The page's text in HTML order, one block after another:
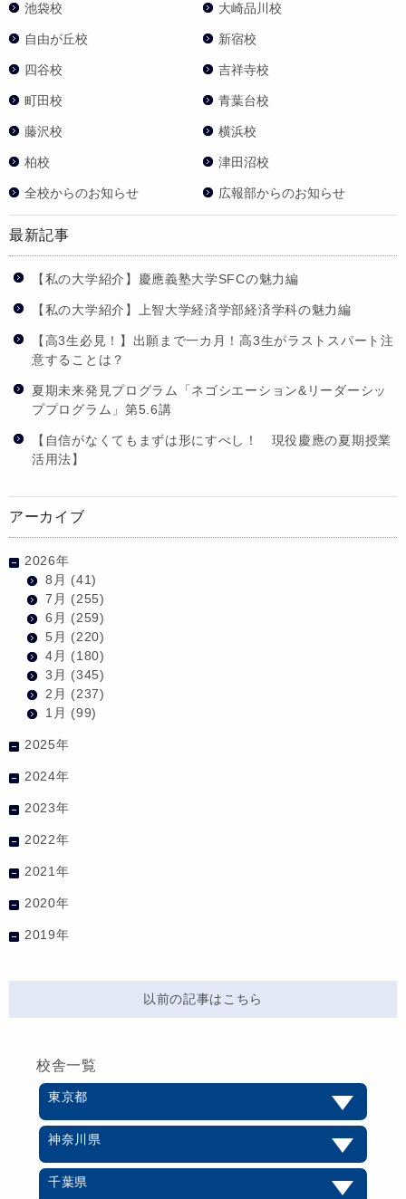
池袋校 大崎品川校
自由が丘校 新宿校
四谷校 吉祥寺校
町田校 青葉台校
藤沢校 横浜校
柏校 津田沼校
全校からのお知らせ 広報部からのお知らせ
最新記事
【私の大学紹介】慶應義塾大学SFCの魅力編
【私の大学紹介】上智大学経済学部経済学科の魅力編
【高3生必見！】出願まで一カ月！高3生がラストスパート注
意することは？
夏期未来発見プログラム「ネゴシエーション&リーダーシッ
ププログラム」第5.6講
【自信がなくてもまずは形にすべし！ 現役慶應の夏期授業
活用法】
アーカイブ
2026年
8月 (41)
7月 (255)
6月 (259)
5月 (220)
4月 (180)
3月 (345)
2月 (237)
1月 (99)
2025年
2024年
2023年
2022年
2021年
2020年
2019年
以前の記事はこちら
校舎一覧
東京都
神奈川県
千葉県